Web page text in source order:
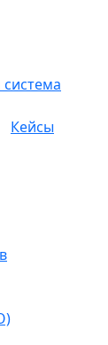
Кейсы